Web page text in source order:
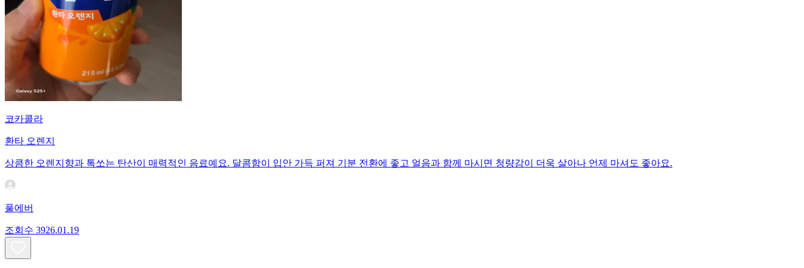
코카콜라
환타 오렌지
상큼한 오렌지향과 톡쏘는 탄산이 매력적인 음료예요. 달콤함이 입안 가득 퍼져 기분 전환에 좋고 얼음과 함께 마시면 청량감이 더욱 살아나 언제 마셔도 좋아요.
풀에버
조회수 3926.01.19